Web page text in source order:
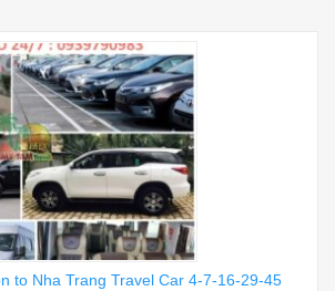
to Nha Trang Travel Car 4-7-16-29-45